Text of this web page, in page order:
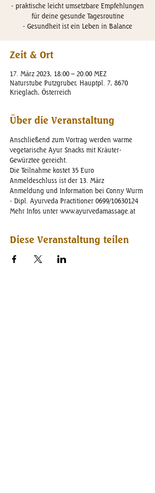
- praktische leicht umsetzbare Empfehlungen
für deine gesunde Tagesroutine
- Gesundheit ist ein Leben in Balance
Zeit & Ort
17. März 2023, 18:00 – 20:00 MEZ
Naturstube Putzgruber, Hauptpl. 7, 8670
Krieglach, Österreich
Über die Veranstaltung
Anschließend zum Vortrag werden warme
vegetarische Ayur Snacks mit Kräuter-
Gewürztee gereicht.
Die Teilnahme kostet 35 Euro
Anmeldeschluss ist der 13. März
Anmeldung und Information bei Conny Wurm
- Dipl. Ayurveda Practitioner 0699/10630124
Mehr Infos unter www.ayurvedamassage.at
Diese Veranstaltung teilen